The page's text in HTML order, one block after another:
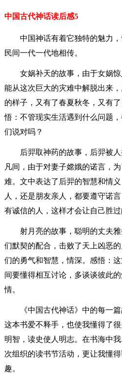
中国古代神话读后感5
中国神话有着它独特的魅力
民间一代一代地相传。
女娲补天的故事，由于女娲
能从这次巨大的灾难中解脱出来
的样子，又有了春夏秋冬，又有
悟：不管现实生活遇到什么问题
们说对吗？
后羿取神药的故事，后羿被
凡间，由于对妻子嫦娥的诺言，
难。文中表达了后羿的智慧和情
人，还是朋友亲人，都要遵守诺
有诚信的人，这样才会让自己胜过
射月亮的故事，聪明的丈夫
们默契的配合，击败了天上凶恶
们的勇气和智慧，情深。感悟：
间要懂得相互讨论，多谈谈彼此
情。
《中国古代神话》中的每一
这本书爱不释手，也使我懂得了
明智，读史使人明志。在书海中
次组织的读书节活动，更让我懂
趣。